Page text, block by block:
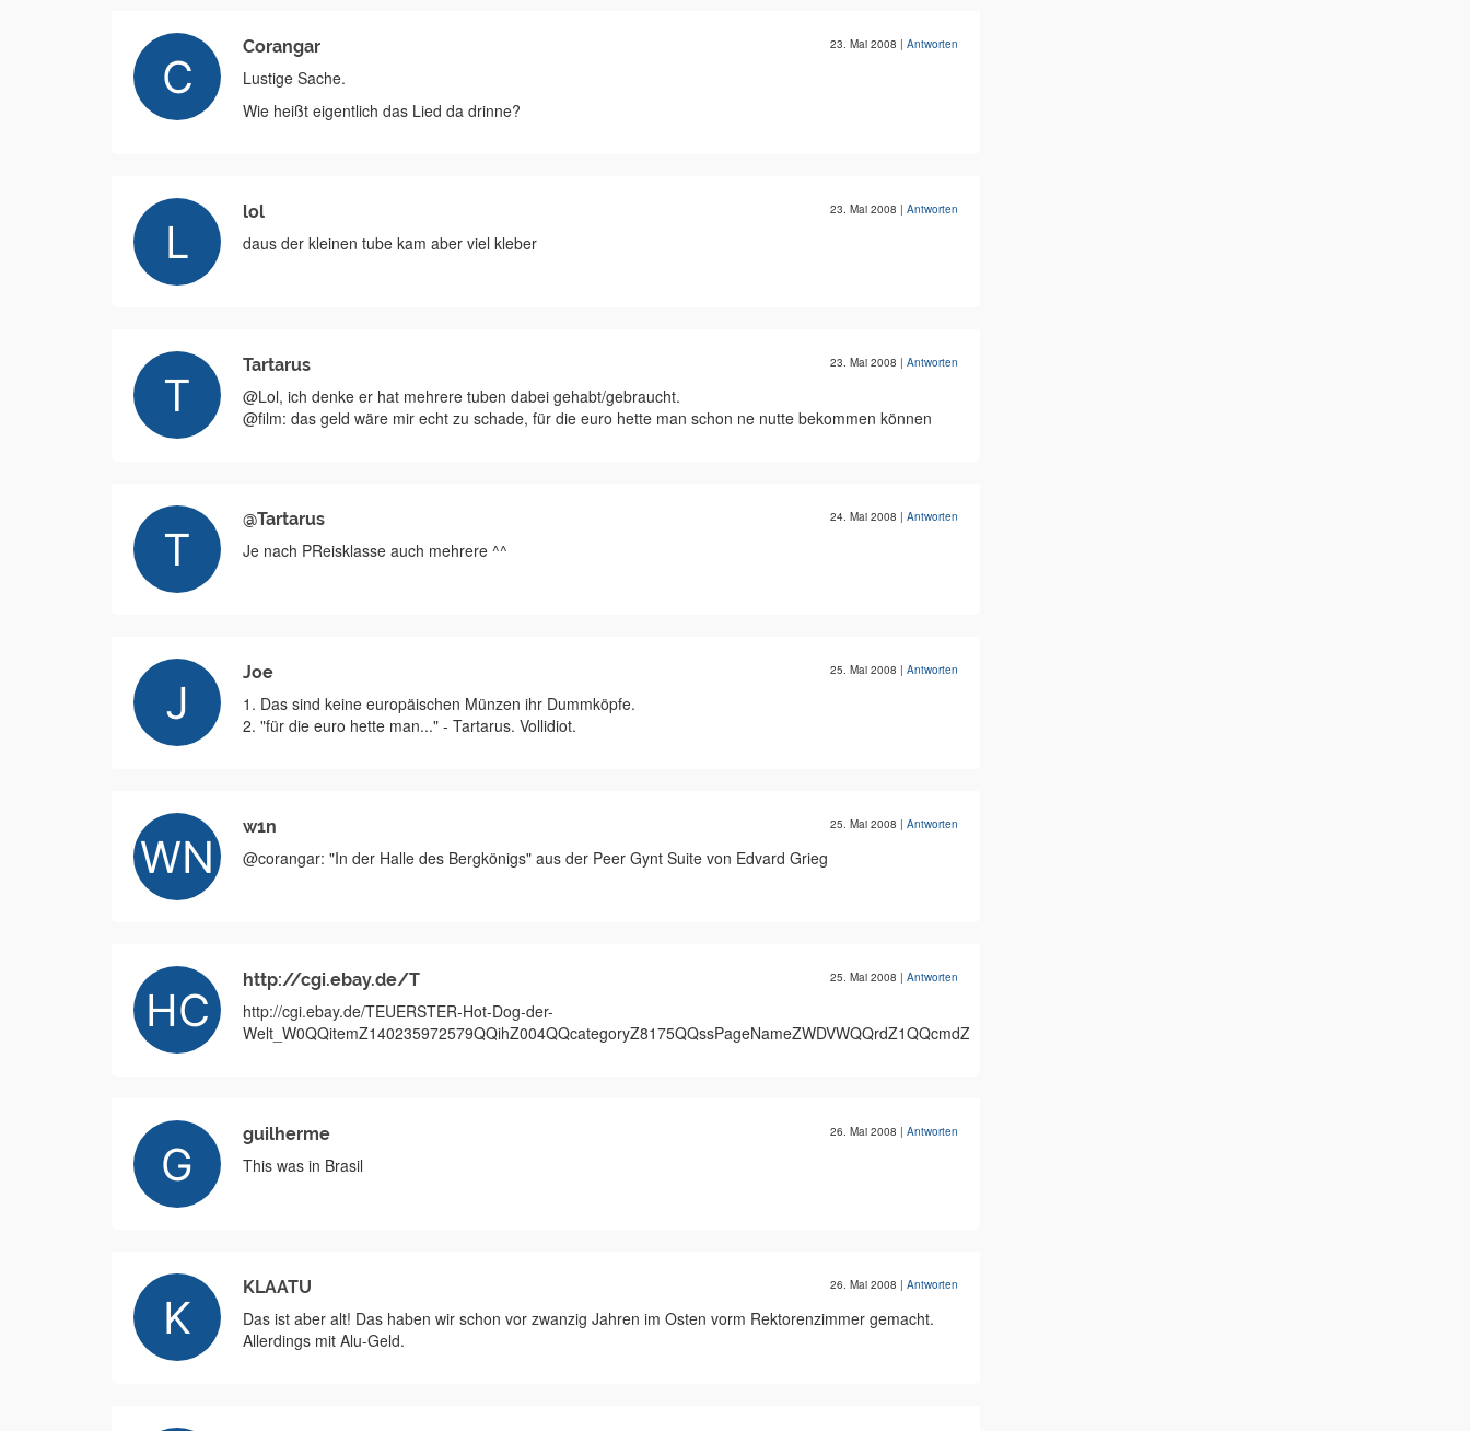
Corangar 23. Mai 2008 | Antworten
Lustige Sache.
Wie heißt eigentlich das Lied da drinne?
lol 23. Mai 2008 | Antworten
daus der kleinen tube kam aber viel kleber
Tartarus 23. Mai 2008 | Antworten
@Lol, ich denke er hat mehrere tuben dabei gehabt/gebraucht.
@film: das geld wäre mir echt zu schade, für die euro hette man schon ne nutte bekommen können
@Tartarus 24. Mai 2008 | Antworten
Je nach PReisklasse auch mehrere ^^
Joe 25. Mai 2008 | Antworten
1. Das sind keine europäischen Münzen ihr Dummköpfe.
2. "für die euro hette man..." - Tartarus. Vollidiot.
w1n 25. Mai 2008 | Antworten
@corangar: "In der Halle des Bergkönigs" aus der Peer Gynt Suite von Edvard Grieg
http://cgi.ebay.de/T 25. Mai 2008 | Antworten
http://cgi.ebay.de/TEUERSTER-Hot-Dog-der-
Welt_W0QQitemZ140235972579QQihZ004QQcategoryZ8175QQssPageNameZWDVWQQrdZ1QQcmdZViewItem
guilherme 26. Mai 2008 | Antworten
This was in Brasil
KLAATU 26. Mai 2008 | Antworten
Das ist aber alt! Das haben wir schon vor zwanzig Jahren im Osten vorm Rektorenzimmer gemacht.
Allerdings mit Alu-Geld.